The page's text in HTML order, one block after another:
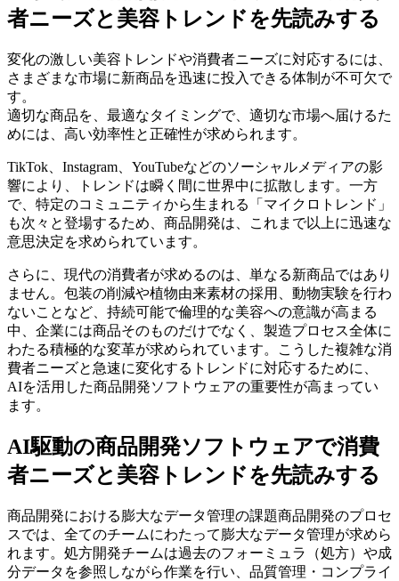
者ニーズと美容トレンドを先読みする
変化の激しい美容トレンドや消費者ニーズに対応するには、
さまざまな市場に新商品を迅速に投入できる体制が不可欠で
す。
適切な商品を、最適なタイミングで、適切な市場へ届けるた
めには、高い効率性と正確性が求められます。
TikTok、Instagram、YouTubeなどのソーシャルメディアの影
響により、トレンドは瞬く間に世界中に拡散します。一方
で、特定のコミュニティから生まれる「マイクロトレンド」
も次々と登場するため、商品開発は、これまで以上に迅速な
意思決定を求められています。
さらに、現代の消費者が求めるのは、単なる新商品ではあり
ません。包装の削減や植物由来素材の採用、動物実験を行わ
ないことなど、持続可能で倫理的な美容への意識が高まる
中、企業には商品そのものだけでなく、製造プロセス全体に
わたる積極的な変革が求められています。こうした複雑な消
費者ニーズと急速に変化するトレンドに対応するために、
AIを活用した商品開発ソフトウェアの重要性が高まってい
ます。
AI駆動の商品開発ソフトウェアで消費
者ニーズと美容トレンドを先読みする
商品開発における膨大なデータ管理の課題商品開発のプロセ
スでは、全てのチームにわたって膨大なデータ管理が求めら
れます。処方開発チームは過去のフォーミュラ（処方）や成
分データを参照しながら作業を行い、品質管理・コンプライ